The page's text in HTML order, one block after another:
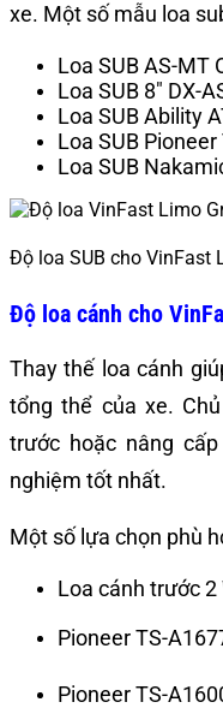
xe. Một số mẫu loa
Loa SUB AS-MT
Loa SUB 8″ DX-
Loa SUB Ability
Loa SUB
Loa SUB
Độ loa SUB cho VinFast
Độ loa cánh cho
Thay thế loa cánh
tổng thể của xe.
trước hoặc nâng
nghiệm tốt nhất.
Một số lựa chọn phù
Loa cánh trước 2
Pioneer TS-
Pioneer TS-